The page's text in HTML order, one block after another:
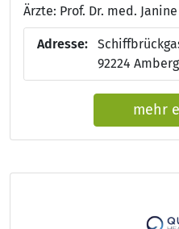
Adresse:
92224 Amberg
mehr